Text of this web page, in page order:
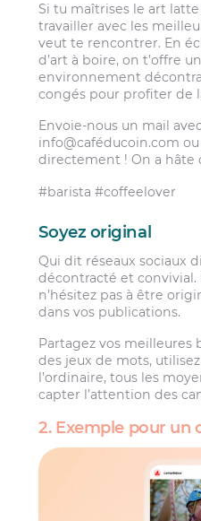
Si tu maîtrises le art
travailler avec les
veut te rencontrer. En
d’art à boire, on t’offre
environnement
congés pour profiter de
Envoie-nous un mail
info@caféducoin.com
directement ! On a hâte
#barista #coffeelover
Soyez original
Qui dit réseaux sociaux
décontracté et
n’hésitez pas à être
dans vos publications.
Partagez vos meilleures
des jeux de mots,
l’ordinaire, tous les
capter l’attention des
2. Exemple pour un